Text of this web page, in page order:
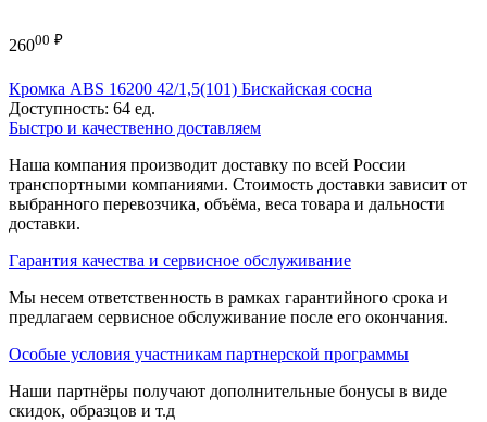
26000 ₽
Кромка ABS 16200 42/1,5(101) Бискайская сосна
Доступность: 64 ед.
Быстро и качественно доставляем
Наша компания производит доставку по всей России
транспортными компаниями. Стоимость доставки зависит от
выбранного перевозчика, объёма, веса товара и дальности
доставки.
Гарантия качества и сервисное обслуживание
Мы несем ответственность в рамках гарантийного срока и
предлагаем сервисное обслуживание после его окончания.
Особые условия участникам партнерской программы
Наши партнёры получают дополнительные бонусы в виде
скидок, образцов и т.д